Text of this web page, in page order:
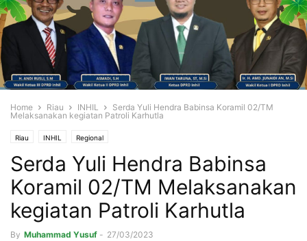
Home Riau INHIL
Serda Yuli Hendra Babinsa Koramil 02/TM
Melaksanakan kegiatan Patroli Karhutla
Riau INHIL Regional
Serda Yuli Hendra Babinsa
Koramil 02/TM Melaksanakan
kegiatan Patroli Karhutla
By Muhammad Yusuf - 27/03/2023